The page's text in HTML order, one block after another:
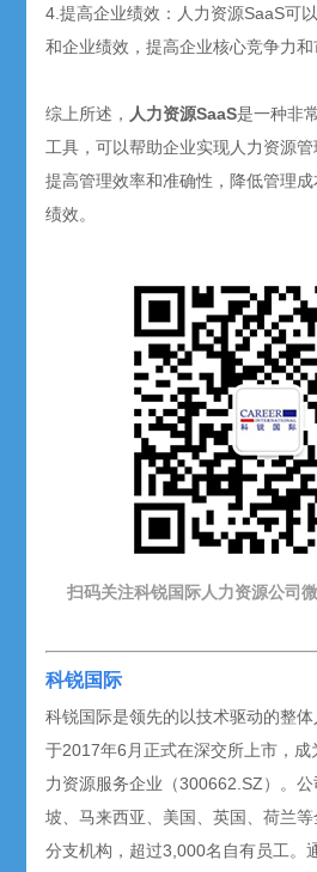
4.提高企业绩效：人力资源SaaS可
和企业绩效，提高企业核心竞争力和
综上所述， 人力资源SaaS是一种非
工具，可以帮助企业实现人力资源管
提高管理效率和准确性，降低管理
绩效。
扫码关注科锐国际人力资源公司
科锐国际
科锐国际是领先的以技术驱动的整体
于2017年6月正式在深交所上市，成
力资源服务企业（300662.SZ）。
坡、马来西亚、美国、英国、荷兰
分支机构，超过3,000名自有员工。